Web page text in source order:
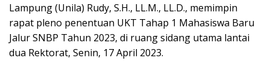
Lampung (Unila) Rudy, S.H., LL.M., LL.D., memimpin
rapat pleno penentuan UKT Tahap 1 Mahasiswa Baru
Jalur SNBP Tahun 2023, di ruang sidang utama lantai
dua Rektorat, Senin, 17 April 2023.